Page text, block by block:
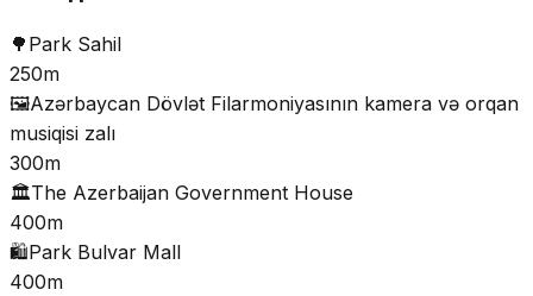
🌳 Park Sahil
250m
🖼️Azərbaycan Dövlət Filarmoniyasının kamera və orqan
musiqisi zalı
300m
🏛️The Azerbaijan Government House
400m
🛍️Park Bulvar Mall
400m